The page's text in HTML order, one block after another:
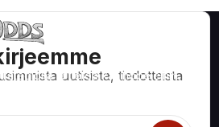
uutisista, tiedotteista
ja tietoa kasinopeleihin,
ja satoihin muihin pelattaviin